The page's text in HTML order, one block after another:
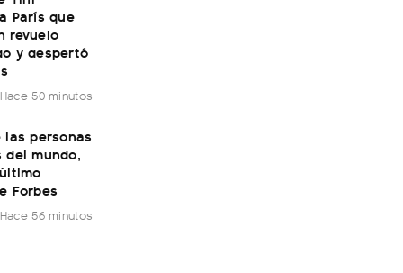
París que
revuelo
y despertó
Hace 50 minutos
las personas
del mundo,
Forbes
Hace 56 minutos